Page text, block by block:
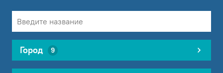
Город 9